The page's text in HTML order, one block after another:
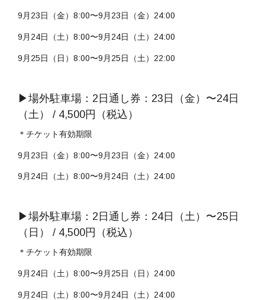
9月23日（金）8:00〜9月23日（金）24:00
9月24日（土）8:00〜9月24日（土）24:00
9月25日（日）8:00〜9月25日（土）22:00
▶︎場外駐車場：2日通し券：23日（金）〜24日
（土） / 4,500円（税込）
＊チケット有効期限
9月23日（金）8:00〜9月23日（金）24:00
9月24日（土）8:00〜9月24日（土）24:00
▶︎場外駐車場：2日通し券：24日（土）〜25日
（日） / 4,500円（税込）
＊チケット有効期限
9月24日（土）8:00〜9月25日（日）24:00
9月24日（土）8:00〜9月24日（土）24:00